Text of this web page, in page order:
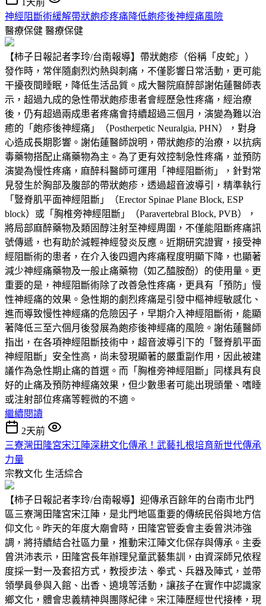
神經阻斷術緩解帶狀皰疹疼痛降低皰疹後神經痛風險
醫療保健 醫療保健
【柿子日報記者李玲/台南報導】帶狀皰疹（俗稱「皮蛇」）
發作時，常伴隨劇烈灼熱與刺痛，不僅影響日常活動，更可能
干擾夜間睡眠，降低生活品質。成大醫院麻醉部謝佑蓮醫師表
示，超過九成的急性帶狀皰疹患者會經歷急性疼痛，經治療
後，仍有超過兩成患者疼痛會持續超過三個月，演變為難以治
癒的「皰疹後神經痛」（Postherpetic Neuralgia, PHN），對身
心造成長期影響。謝佑蓮醫師說明，帶狀皰疹的治療，以抗病
毒藥物搭配止痛藥物為主。為了更有效控制急性疼痛，並預防
演變為慢性疼痛，麻醉科醫師可運用「神經阻斷術」，針對常
見發生於胸部及腹部的帶狀皰疹，透過超音波導引，精準執行
「豎脊肌平面神經阻斷」（Erector Spinae Plane Block, ESP
block）或「胸椎旁神經阻斷」（Paravertebral Block, PVB），
將局部麻醉藥物及類固醇注射至神經周圍，不僅能阻斷疼痛訊
號傳遞，也有助於減輕神經發炎反應。近期研究證實，接受神
經阻斷術的患者，在介入後四週內疼痛程度明顯下降，也顯著
減少神經痛藥物及一般止痛藥物（如乙醯胺酚）的使用量。更
重要的是，神經阻斷術除了改善急性疼痛，更具有「預防」慢
性神經痛的效果。急性期的劇烈疼痛是引發中樞神經敏感化、
進而導致慢性神經痛的危險因子，早期介入神經阻斷術，能顯
著降低三至六個月後發展為皰疹後神經痛的風險。謝佑蓮醫師
指出，在各項神經阻斷技術中，超音波導引下的「豎脊肌平面
神經阻斷」安全性高，尚未發現顯著的嚴重副作用，因此被建
議作為急性期止痛的首選。而「胸椎旁神經阻斷」同樣具有良
好的止痛及預防神經痛效果，但少數患者可能出現頭暈、嗜睡
或注射部位疼痛等輕微的不適。
繼續閱讀
2天前
三寮灣田隆宮宋江陣深耕文化傳承！武藝扎根培育新世代傳承
力量
宗教文化 生活綜合
【柿子日報記者李玲/台南報導】迎傳承百餘年的台南市北門
區三寮灣田隆宮宋江陣，是北門地區重要的傳統民俗與地方信
仰文化。昨天的年度大廟會時，田隆宮管委會主委曾洪沛強
調，將持續結合社區力量，推動宋江陣文化保存與傳承。主委
曾洪沛表示，田隆宮長年辦理兒童武藝集訓，由資深師兄依程
度採一對一及套招方式，教授步法、拳式、兵器及陣式，並帶
領學員參與入館、出香、遶境等活動，讓孩子在實作中認識家
鄉文化，體會忠義精神與團隊紀律。宋江陣歷經世代接棒，現